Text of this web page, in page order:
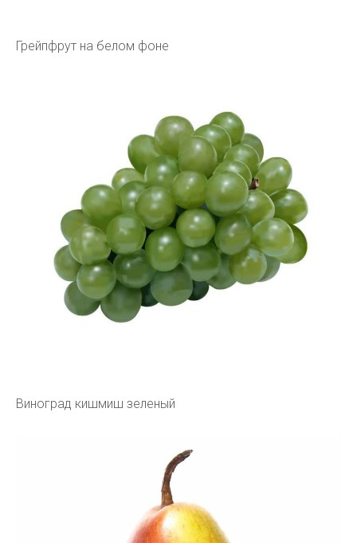
Грейпфрут на белом фоне
Виноград кишмиш зеленый